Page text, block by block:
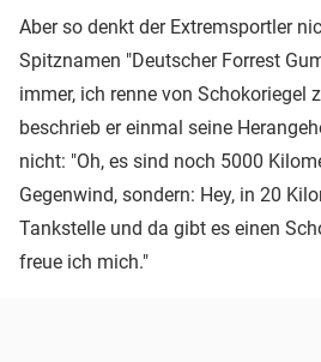
Aber so denkt der Extremsportler
Spitznamen "Deutscher Forrest
immer, ich renne von Schokoriegel
beschrieb er einmal seine
nicht: "Oh, es sind noch 5000
Gegenwind, sondern: Hey, in 20
Tankstelle und da gibt es einen
freue ich mich."